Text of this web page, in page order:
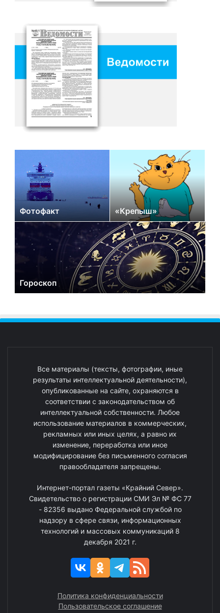
Фотофакт «Крепыш»
Гороскоп
Все материалы (тексты, фотографии, иные
результаты интеллектуальной деятельности),
опубликованные на сайте, охраняются в
соответствии с законодательством об
интеллектуальной собственности. Любое
использование материалов в коммерческих,
рекламных или иных целях, а равно их
изменение, переработка или иное
модифицирование без письменного согласия
правообладателя запрещены.
Интернет-портал газеты «Крайний Север».
Свидетельство о регистрации СМИ Эл № ФС 77
- 82356 выдано Федеральной службой по
надзору в сфере связи, информационных
технологий и массовых коммуникаций 8
декабря 2021 г.
Политика конфиденциальности
Пользовательское соглашение